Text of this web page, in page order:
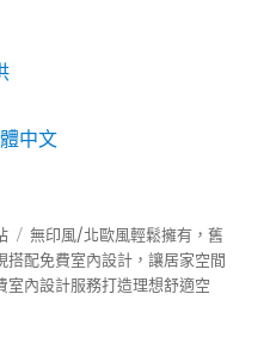
中文
無印風/北歐風輕鬆擁有，舊
搭配免費室內設計，讓居家空間
室內設計服務打造理想舒適空